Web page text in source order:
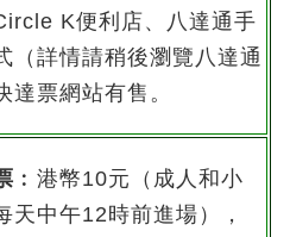
K便利店、八達通手
（詳情請稍後瀏覽八達通
達票網站有售。
︰港幣10元（成人和小
天中午12時前進場），